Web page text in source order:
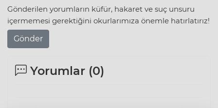
Gönderilen yorumların küfür, hakaret ve suç unsuru
içermemesi gerektiğini okurlarımıza önemle hatırlatırız!
Gönder
Yorumlar (0)